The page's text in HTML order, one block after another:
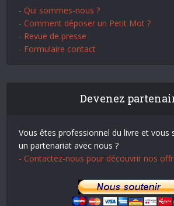
- Qui sommes-nous ?
- Comment déposer un Petit Mot ?
- Revue de presse
- Formulaire contact
Devenez
Vous êtes professionnel du livre et vous
un partenariat avec nous ?
- Contactez-nous pour découvrir nos